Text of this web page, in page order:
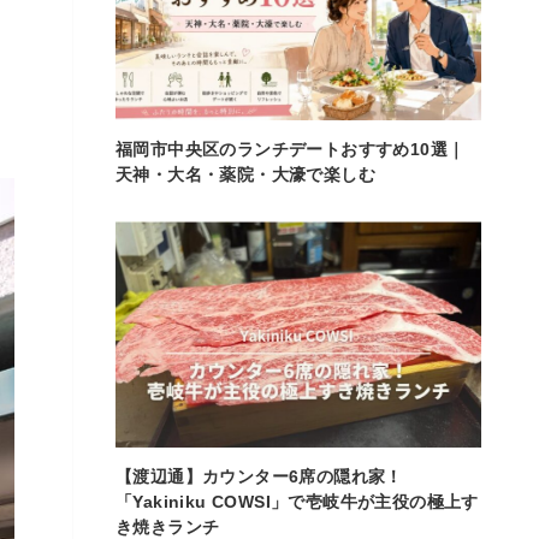
福岡市中央区のランチデートおすすめ10選｜
天神・大名・薬院・大濠で楽しむ
【渡辺通】カウンター6席の隠れ家！
「Yakiniku COWSI」で壱岐牛が主役の極上す
き焼きランチ